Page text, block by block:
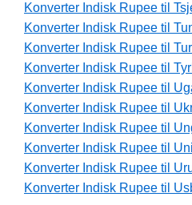
Konverter Indisk Rupee til
Konverter Indisk Rupee til
Konverter Indisk Rupee til
Konverter Indisk Rupee til
Konverter Indisk Rupee til
Konverter Indisk Rupee til
Konverter Indisk Rupee til
Konverter Indisk Rupee til
Konverter Indisk Rupee til
Konverter Indisk Rupee til